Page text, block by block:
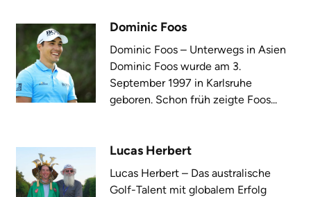
Dominic Foos
Dominic Foos – Unterwegs in Asien
Dominic Foos wurde am 3.
September 1997 in Karlsruhe
geboren. Schon früh zeigte Foos...
Lucas Herbert
Lucas Herbert – Das australische
Golf-Talent mit globalem Erfolg